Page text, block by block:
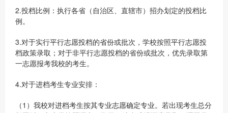
2.投档比例：执行各省（自治区、直辖市）招办划定的投档比
例。
3.对于实行平行志愿投档的省份或批次，学校按照平行志愿投
档政策录取；对于非平行志愿投档的省份或批次，优先录取第
一志愿报考我校的考生。
4.对于进档考生专业安排：
（1）我校对进档考生按其专业志愿确定专业。若出现考生总分